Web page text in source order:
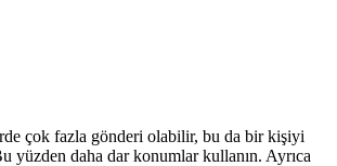
çok fazla gönderi olabilir, bu da bir kişiyi
yüzden daha dar konumlar kullanın. Ayrıca